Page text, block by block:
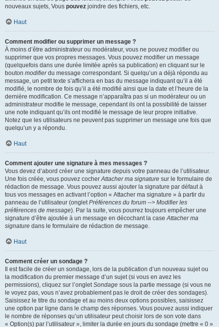
nouveaux sujets, Vous pouvez joindre des fichiers, etc.
Haut
Comment modifier ou supprimer un message ?
À moins d’être administrateur ou modérateur, vous ne pouvez modifier ou
supprimer que vos propres messages. Vous pouvez modifier un message
(quelquefois dans une durée limitée après sa publication) en cliquant sur le
bouton modifierdu message correspondant. Si quelqu’un a déjà répondu au
message, un petit texte s’affichera en bas du message indiquant qu’il a été
modifié, le nombre de fois qu’il a été modifié ainsi que la date et l’heure de la
dernière modification. Ce message n’apparaîtra pas si un modérateur ou un
administrateur modifie le message, cependant ils ont la possibilité de laisser
une note indiquant qu’ils ont modifié le message de leur propre initiative.
Notez que les utilisateurs ne peuvent pas supprimer un message une fois que
quelqu’un y a répondu.
Haut
Comment ajouter une signature à mes messages ?
Vous devez d’abord créer une signature depuis votre panneau de l’utilisateur.
Une fois créée, vous pouvez cocherAttacher ma signature sur le formulaire de
rédaction de message. Vous pouvez aussi ajouter la signature par défaut à
tous vos messages en activant l’option « Attacher ma signature » à partir du
panneau de l’utilisateur (ongletPréférences du forum --> Modifier les
préférences de message). Par la suite, vous pourrez toujours empêcher une
signature d’être ajoutée à un message en décochant la caseAttacher ma
signature dans le formulaire de rédaction de message.
Haut
Comment créer un sondage ?
Il est facile de créer un sondage, lors de la publication d’un nouveau sujet ou
la modification du premier message d’un sujet (si vous en avez les
permissions), cliquez sur l’ongletSondage sous la partie message (si vous ne
le voyez pas, vous n’avez probablement pas le droit de créer des sondages).
Saisissez le titre du sondage et au moins deux options possibles, saisissez
une option par ligne dans le champ des réponses. Vous pouvez aussi indiquer
le nombre de réponses qu’un utilisateur peut choisir lors de son vote dans
« Option(s) par l’utilisateur », limiter la durée en jours du sondage (mettre « 0 »